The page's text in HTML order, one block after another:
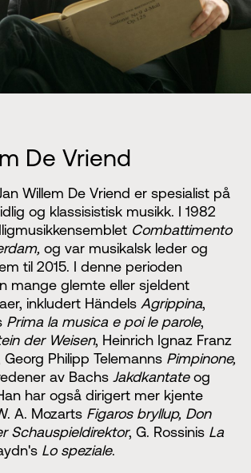
De Vriend
Willem De Vriend er spesialist på
og klassisistisk musikk. I 1982
Combattimento
og var musikalsk leder og
til 2015. I denne perioden
mange glemte eller sjeldent
inkludert Händels Agrippina,
Prima la musica e poi le parole,
der Weisen, Heinrich Ignaz Franz
Georg Philipp Telemanns Pimpinone,
av Bachs Jakdkantateog
har også dirigert mer kjente
A. Mozarts Figaros bryllup, Don
Schauspieldirektor, G. Rossinis La
Lo speziale.